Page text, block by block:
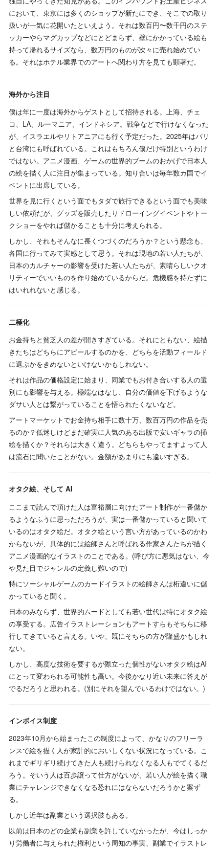
において、東京には多くのショップが新たにでき、そこでの取り
扱いが一気に花開いたといえよう。それは数百円〜数千円のステ
ッカーやらマグカップなどにとどまらず、壁にかかっている絵も
持って帰れるサイズなら、数万円のものが次々に売れ始めてい
る。それはホテル業界でのアートへ関わり方を見ても顕著だ。
海外から注目
僕は年に一度は海外からゲストとして招待される。上海、チェ
コ、LA、ルーマニア、インドネシア。戦争などで行けなくなった
が、イスラエルやリトアニアにも行く予定だった。2025年はパリ
と台湾にも呼ばれている。これはもちろん僕だけ特別というわけ
ではない。アニメ漫画、ゲームの世界的ブームのおかげで日本人
の絵を描く人に注目が集まっている。知り合いは毎年数カ国でイ
ベントに出席している。
世界を見に行くという面でもタダで旅行できるという面でも美味
しい依頼だが、グッズを販売したりドローイングイベントやトー
クショーをやれば儲かることも十分に考えられる。
しかし、それもそんなに長くつづくのだろうか？という懸念も、
各国に行ってみて実感として思う。それは現地の若い人たちが、
日本のカルチャーの影響を受けた若い人たちが、素晴らしいクオ
リティーでいいものを作り始めているからだ。危機感を持たずに
はいれれないと感じる。
二極化
お金持ちと貧乏人の差が開きすぎている。それにともない、絵描
きたちはどちらにアピールするのかを、どちらを活動フィールド
に選ぶかをきめないといけないかもしれない。
それは作品の価格設定に始まり、同業でもお付き合いする人の選
別にも影響を与える。極端なはなし、自分の価値を下げるような
ダサい人とは繋がっていることを悟られたくないなど。
アートマーケットでお金持ち相手に数十万、数百万円の作品を売
るのか？低迷しけどまだ確実に人気のある出版で安いギャラの挿
絵を描くか？それらは大きく違う。どちらもやってますよって人
は流石に聞いたことがない。金額があまりにも違いすぎる。
オタク絵、そして AI
ここまで読んで頂けた人は富裕層に向けたアート制作が一番儲か
るようなふうに思っただろうが、実は一番儲かっていると聞いて
いるのはオタク絵だ。オタク絵という言い方があっているのかわ
からないが、具体的には絵師さんと呼ばれる作家さんたちが描く
アニメ漫画的なイラストのことである。(呼び方に悪気はない、今
や見た目でジャンルの定義し難いので)
特にソーシャルゲームのカードイラストの絵師さんは桁違いに儲
かっていると聞く。
日本のみならず、世界的ムードとしても若い世代は特にオタク絵
の享受する。広告イラストレーションもアートすらもそちらに移
行してきていると言える。いや、既にそちらの方が隆盛かもしれ
ない。
しかし、高度な技術を要するが際立った個性がないオタク絵はAI
にとって変わられる可能性も高い。今後かなり近い未来に答えが
でるだろうと思われる。(別にそれを望んでいるわけではない。)
インボイス制度
2023年10月から始まったこの制度によって、かなりのフリーラ
ンスで絵を描く人が家計的においしくない状況になっている。こ
れまでギリギリ続けてきた人も続けられなくなる人もでてくるだ
ろう。そいう人は百歩譲って仕方がないが、若い人が絵を描く職
業にチャレンジできなくなる恐れにはならないだろうかと案ず
る。
しかし近年は副業という選択肢もある。
以前は日本のどの企業も副業を許していなかったが、今はしっか
り労働者に与えられた権利という周知の事実、副業でイラストレ